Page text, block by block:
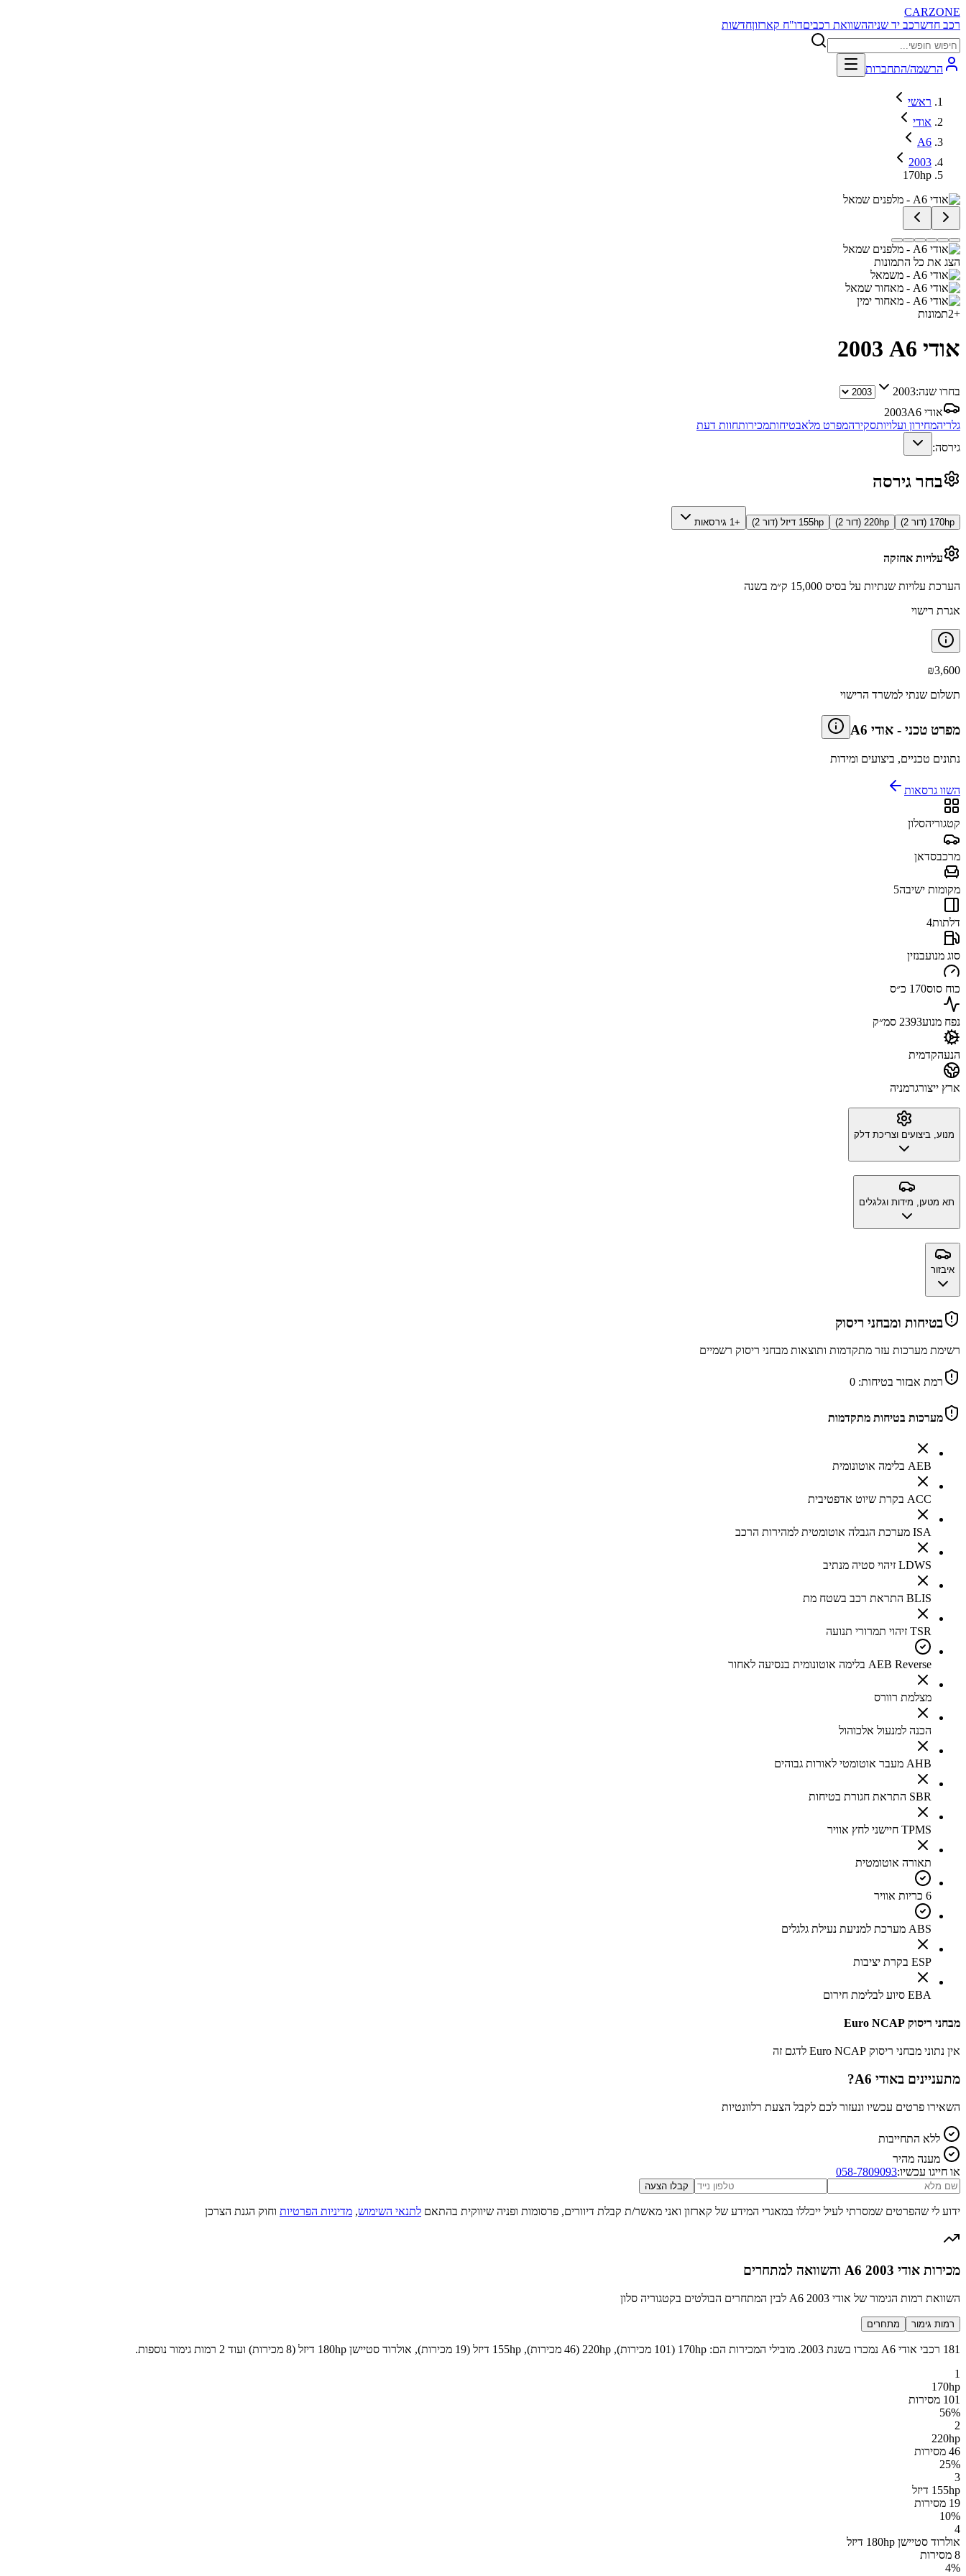
CARZONE
רכב חדשרכב יד שניההשוואת רכביםדו"ח קארזוןחדשות
הרשמה/התחברות
ראשי
אודי
A6
2003
170hp
הצג את כל התמונות
+
2תמונות
אודי A6 2003
בחרו שנה:2003
אודי A6
2003
גלריהמחירון ועלויותסקירהמפרט מלאבטיחותמכירותחוות דעת
גירסה:
בחר גירסה
170hp (דור 2) 220hp (דור 2) 155hp דיזל (דור 2) +1 גירסאות
עלויות אחזקה
הערכת עלויות שנתיות על בסיס 15,000 ק״מ בשנה
אגרת רישוי
₪3,600
תשלום שנתי למשרד הרישוי
מפרט טכני - אודי A6
נתונים טכניים, ביצועים ומידות
השוו גרסאות
קטגוריהסלון
מרכבסדאן
מקומות ישיבה5
דלתות4
סוג מנועבנזין
כוח סוס170 כ״ס
נפח מנוע2393 סמ״ק
הנעהקדמית
ארץ ייצורגרמניה
מנוע, ביצועים וצריכת דלק
תא מטען, מידות וגלגלים
איבזור
בטיחות ומבחני ריסוק
רשימת מערכות עזר מתקדמות ותוצאות מבחני ריסוק רשמיים
רמת אבזור בטיחות: 0
מערכות בטיחות מתקדמות
AEB בלימה אוטונומית
ACC בקרת שיוט אדפטיבית
ISA מערכת הגבלה אוטומטית למהירות הרכב
LDWS זיהוי סטיה מנתיב
BLIS התראת רכב בשטח מת
TSR זיהוי תמרורי תנועה
AEB Reverse בלימה אוטונומית בנסיעה לאחור
מצלמת רוורס
הכנה למנעול אלכוהול
AHB מעבר אוטומטי לאורות גבוהים
SBR התראת חגורת בטיחות
TPMS חיישני לחץ אוויר
תאורה אוטומטית
6 כריות אוויר
ABS מערכת למניעת נעילת גלגלים
ESP בקרת יציבות
EBA סיוע לבלימת חירום
מבחני ריסוק Euro NCAP
אין נתוני מבחני ריסוק Euro NCAP לדגם זה
מתעניינים באודי A6 ?
השאירו פרטים עכשיו ונעזור לכם לקבל הצעת רלוונטיות
ללא התחייבות
מענה מהיר
או חייגו עכשיו:058-7809093
קבלו הצעה
ידוע לי שהפרטים שמסרתי לעיל ייכללו במאגרי המידע של קארזון ואני מאשר/ת קבלת דיוורים, פרסומות ופניה שיווקית בהתאם לתנאי השימוש, מדיניות הפרטיות וחוק הגנת הצרכן
מכירות אודי A6 2003 והשוואה למתחרים
השוואת רמות הגימור של אודי A6 2003 לבין המתחרים הבולטים בקטגוריה סלון
רמות גימור מתחרים
181 רכבי אודי A6 נמכרו בשנת 2003. מובילי המכירות הם: 170hp (101 מכירות), 220hp (46 מכירות), 155hp דיזל (19 מכירות), אולרוד סטיישן 180hp דיזל (8 מכירות) ועוד 2 רמות גימור נוספות.
1
170hp
101 מסירות
56%
2
220hp
46 מסירות
25%
3
155hp דיזל
19 מסירות
10%
4
אולרוד סטיישן 180hp דיזל
8 מסירות
4%